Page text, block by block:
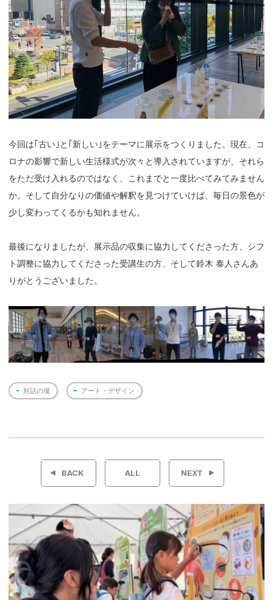
今回は｢古い｣と｢新しい｣をテーマに展示をつくりました。現在、コ
ロナの影響で新しい生活様式が次々と導入されていますが、それら
をただ受け入れるのではなく、これまでと一度比べてみてみません
か。そして自分なりの価値や解釈を見つけていけば、毎日の景色が
少し変わってくるかも知れません。
最後になりましたが、展示品の収集に協力してくださった方、シフ
ト調整に協力してくださった受講生の方、そして鈴木 泰人さんあ
りがとうございました。
対話の場 アート・デザイン
投
ビ
ゲ
ー
シ
BACK ALL NEXT